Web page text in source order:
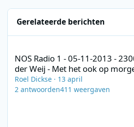
Gerelateerde berichten
NOS Radio 1 - 05-11-2013 -
der Weij - Met het ook op
Roel Dickse · 13 april
2 antwoorden411 weergaven